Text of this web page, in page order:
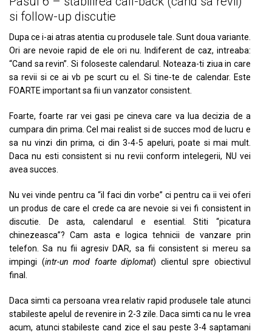
si follow-up discutie
Dupa ce i-ai atras atentia cu produsele tale. Sunt doua variante.
Ori are nevoie rapid de ele ori nu. Indiferent de caz, intreaba:
“Cand sa revin”. Si foloseste calendarul. Noteaza-ti ziua in care
sa revii si ce ai vb pe scurt cu el. Si tine-te de calendar. Este
FOARTE important sa fii un vanzator consistent.
Foarte, foarte rar vei gasi pe cineva care va lua decizia de a
cumpara din prima. Cel mai realist si de succes mod de lucru e
sa nu vinzi din prima, ci din 3-4-5 apeluri, poate si mai mult.
Daca nu esti consistent si nu revii conform intelegerii, NU vei
avea succes.
Nu vei vinde pentru ca “il faci din vorbe” ci pentru ca ii vei oferi
un produs de care el crede ca are nevoie si vei fi consistent in
discutie. De asta, calendarul e esential. Stiti “picatura
chinezeasca”? Cam asta e logica tehnicii de vanzare prin
telefon. Sa nu fii agresiv DAR, sa fii consistent si mereu sa
impingi (intr-un mod foarte diplomat) clientul spre obiectivul
final.
Daca simti ca persoana vrea relativ rapid produsele tale atunci
stabileste apelul de revenire in 2-3 zile. Daca simti ca nu le vrea
acum, atunci stabileste cand zice el sau peste 3-4 saptamani